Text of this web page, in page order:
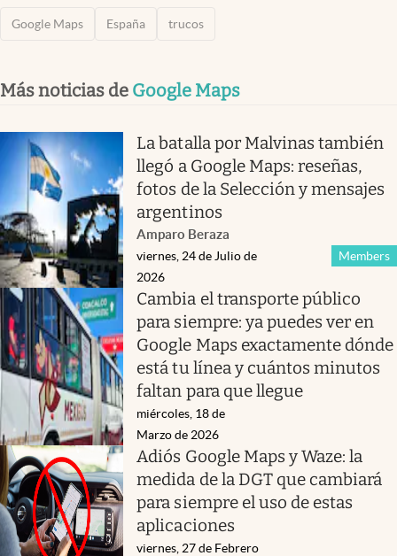
Google Maps España trucos
Más noticias de Google Maps
La batalla por Malvinas también
llegó a Google Maps: reseñas,
fotos de la Selección y mensajes
argentinos
Amparo Beraza
Members
viernes, 24 de Julio de
2026
Cambia el transporte público
para siempre: ya puedes ver en
Google Maps exactamente dónde
está tu línea y cuántos minutos
faltan para que llegue
miércoles, 18 de
Marzo de 2026
Adiós Google Maps y Waze: la
medida de la DGT que cambiará
para siempre el uso de estas
aplicaciones
viernes, 27 de Febrero